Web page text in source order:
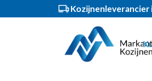
Kozijnenleverancier
hoofdnavigatie